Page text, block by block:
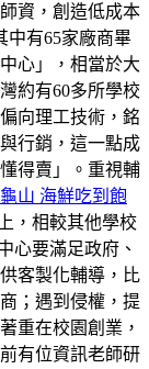
資，創造低成本
中有65家廠商畢
心」，相當於大
約有60多所學校
向理工技術，銘
行銷，這一點成
得賣」。重視輔
龜山 海鮮吃到飽
，相較其他學校
心要滿足政府、
客製化輔導，比
；遇到侵權，提
重在校園創業，
有位資訊老師研